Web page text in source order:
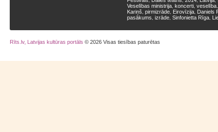
Veselības ministrija koncerti veselība
Kariņš pirmizrāde Eirovīzija Daniels
pasākums izrāde Sinfonietta Rīga
Rīts.lv, Latvijas kultūras portāls © 2026 Visas tiesības paturētas